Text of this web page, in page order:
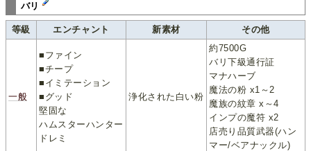
バリ
等級 エンチャント 新素材 その他
一般
■ファイン
■チープ
■イミテーション
■グッド
堅固な
ハムスターハンター
ドレミ
浄化された白い粉
約7500G
バリ下級通行証
マナハーブ
魔法の粉 x1～2
魔族の紋章 x～4
インプの魔符 x2
店売り品質武器(ハン
マー/ベアナックル)